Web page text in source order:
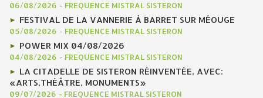
06/08/2026 - FREQUENCE MISTRAL SISTERON
FESTIVAL DE LA VANNERIE À BARRET SUR MÉOUGE
05/08/2026 - FREQUENCE MISTRAL SISTERON
POWER MIX 04/08/2026
04/08/2026 - FREQUENCE MISTRAL SISTERON
LA CITADELLE DE SISTERON RÉINVENTÉE, AVEC:
«ARTS,THÉÂTRE, MONUMENTS»
09/07/2026 - FREQUENCE MISTRAL SISTERON